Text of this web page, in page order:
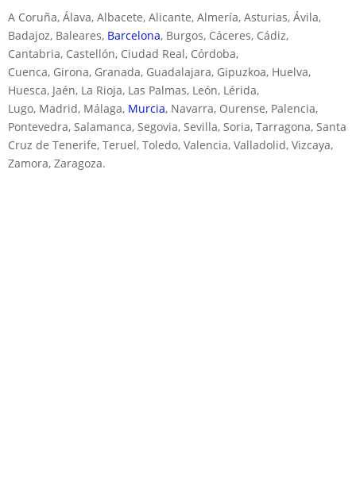
A Coruña, Álava, Albacete, Alicante, Almería, Asturias, Ávila,
Badajoz, Baleares, Barcelona, Burgos, Cáceres, Cádiz,
Cantabria, Castellón, Ciudad Real, Córdoba,
Cuenca, Girona, Granada, Guadalajara, Gipuzkoa, Huelva,
Huesca, Jaén, La Rioja, Las Palmas, León, Lérida,
Lugo, Madrid, Málaga, Murcia, Navarra, Ourense, Palencia,
Pontevedra, Salamanca, Segovia, Sevilla, Soria, Tarragona, Santa
Cruz de Tenerife, Teruel, Toledo, Valencia, Valladolid, Vizcaya,
Zamora, Zaragoza.